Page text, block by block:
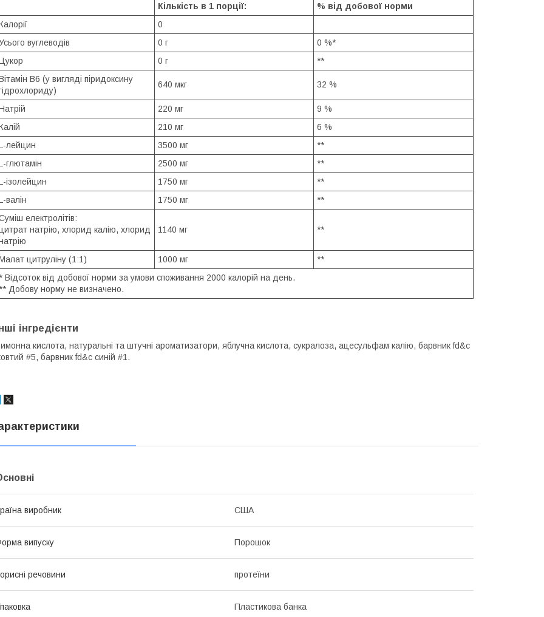
Кількість в 1 порції:
% від добової норми
0
вуглеводів
0 г
0 %*
0 г
**
B6 (у вигляді піридоксину
640 мкг 32 %
220 мг
9 %
210 мг
6 %
лейцин
3500 мг
**
глютамін
2500 мг
**
ізолейцин
1750 мг
**
валін
1750 мг
**
електролітів:
натрію, хлорид калію, хлорид
1140 мг **
цитруліну (1:1) 1000 мг
**
* Відсоток від добової норми за умови споживання 2000 калорій на день.
** Добову норму не визначено.
інгредієнти
кислота, натуральні та штучні ароматизатори, яблучна кислота, сукралоза, ацесульфам калію, барвник fd&c
#5, барвник fd&c синій #1.
виробник США
випуску Порошок
речовини протеїни
Пластикова банка